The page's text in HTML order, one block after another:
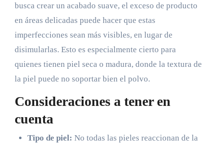
busca crear un acabado suave, el exceso de producto
en áreas delicadas puede hacer que estas
imperfecciones sean más visibles, en lugar de
disimularlas. Esto es especialmente cierto para
quienes tienen piel seca o madura, donde la textura de
la piel puede no soportar bien el polvo.
Consideraciones a tener en
cuenta
Tipo de piel: No todas las pieles reaccionan de la